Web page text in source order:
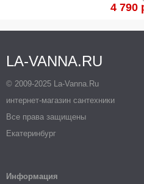
4 790
LA-VANNA.RU
© 2009-2025 La-Vanna.Ru
интернет-магазин сантехники
Все права защищены
Екатеринбург
Информация